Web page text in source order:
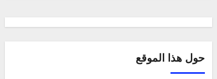
حول هذا الموقع